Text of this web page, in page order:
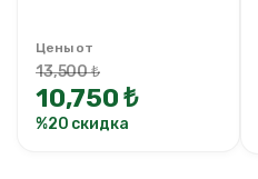
3 ночи 4 дней
3 ночи 5 дней
4 ночи 5 дней
Цены от
13,500 ₺
10,750 ₺
%20 скидка